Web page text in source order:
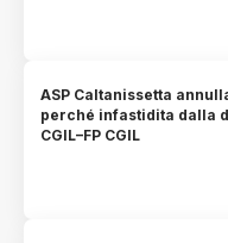
ASP Caltanissetta
perché infastidita dalla
CGIL–FP CGIL